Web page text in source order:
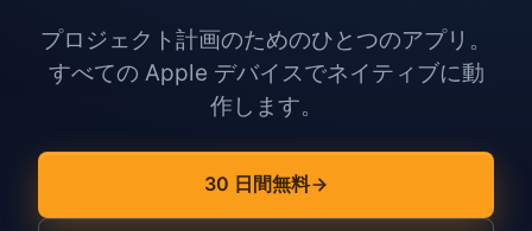
プロジェクト計画のためのひとつのアプリ。
すべての Apple デバイスでネイティブに動
作します。
30 日間無料